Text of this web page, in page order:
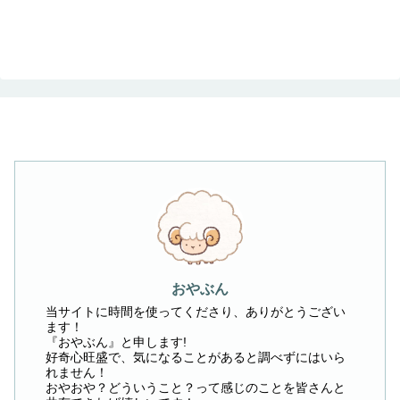
おやぶん
当サイトに時間を使ってくださり、ありがとうござい
ます！
『おやぶん』と申します!
好奇心旺盛で、気になることがあると調べずにはいら
れません！
おやおや？どういうこと？って感じのことを皆さんと